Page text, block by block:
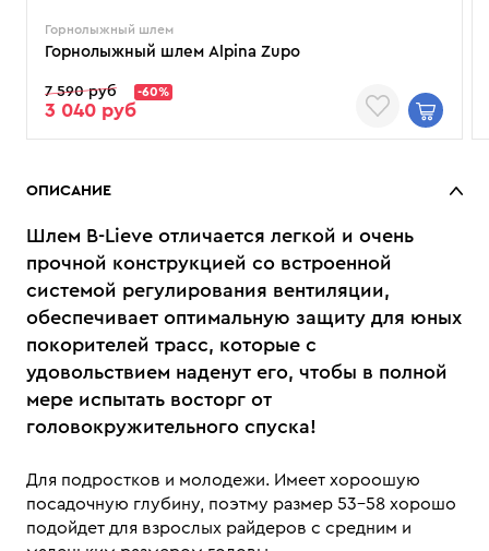
Горнолыжный шлем
Горнолыжный шлем Alpina Zupo
7 590 руб -60%
3 040 руб
ОПИСАНИЕ
Шлем B-Lieve отличается легкой и очень
прочной конструкцией со встроенной
системой регулирования вентиляции,
обеспечивает оптимальную защиту для юных
покорителей трасс, которые с
удовольствием наденут его, чтобы в полной
мере испытать восторг от
головокружительного спуска!
Для подростков и молодежи. Имеет хороошую
посадочную глубину, поэтму размер 53-58 хорошо
подойдет для взрослых райдеров с средним и